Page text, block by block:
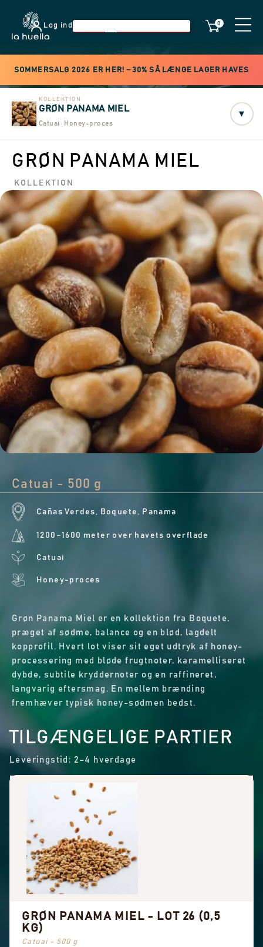
Log ind 0
SOMMERSALG 2026 ER HER! −30% SÅ LÆNGE LAGER HAVES
KOLLEKTION
GRØN PANAMA MIEL
Catuai · Honey-proces
▾
GRØN PANAMA MIEL
KOLLEKTION
Catuai - 500 g
Cañas Verdes, Boquete, Panama
1200–1600 meter over havets overflade
Catuai
Honey-proces
Grøn Panama Miel er en kollektion fra Boquete,
præget af sødme, balance og en blød, lagdelt
kopprofil. Hvert lot viser sit eget udtryk af honey-
processering med bløde frugtnoter, karamelliseret
dybde, subtile kryddernoter og en raffineret,
langvarig eftersmag. En mellem brænding
fremhæver typisk honey-sødmen bedst.
TILGÆNGELIGE PARTIER
Leveringstid: 2–4 hverdage
GRØN PANAMA MIEL - LOT 26 (0,5
KG)
Catuai - 500 g